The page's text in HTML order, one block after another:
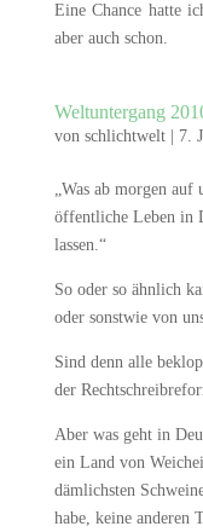
Eine Chance hatte
aber auch schon.
Weltuntergang
von schlichtwelt| 7.
„Was ab morgen auf
öffentliche Leben in
lassen.“
So oder so ähnlich
oder sonstwie von
Sind denn alle
der
Aber was geht in
ein Land von
dämlichsten
habe, keine anderen